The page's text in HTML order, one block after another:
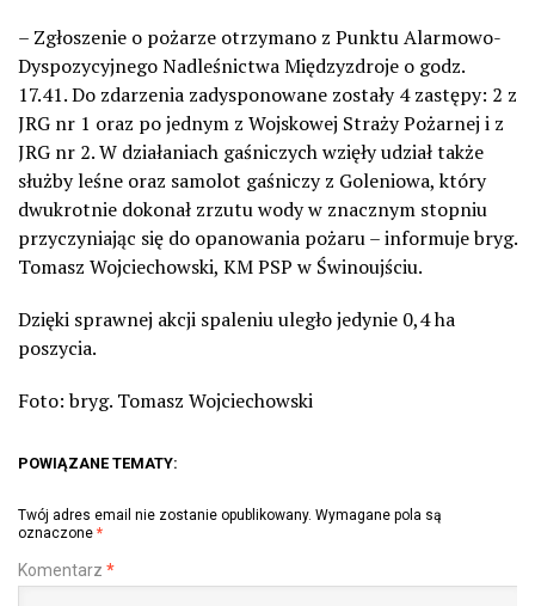
– Zgłoszenie o pożarze otrzymano z Punktu Alarmowo-
Dyspozycyjnego Nadleśnictwa Międzyzdroje o godz.
17.41. Do zdarzenia zadysponowane zostały 4 zastępy: 2 z
JRG nr 1 oraz po jednym z Wojskowej Straży Pożarnej i z
JRG nr 2. W działaniach gaśniczych wzięły udział także
służby leśne oraz samolot gaśniczy z Goleniowa, który
dwukrotnie dokonał zrzutu wody w znacznym stopniu
przyczyniając się do opanowania pożaru – informuje bryg.
Tomasz Wojciechowski, KM PSP w Świnoujściu.
Dzięki sprawnej akcji spaleniu uległo jedynie 0,4 ha
poszycia.
Foto: bryg. Tomasz Wojciechowski
POWIĄZANE TEMATY:
Twój adres email nie zostanie opublikowany. Wymagane pola są
oznaczone *
Komentarz *